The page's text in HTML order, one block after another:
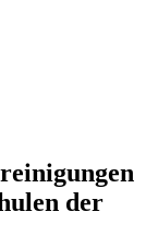
der